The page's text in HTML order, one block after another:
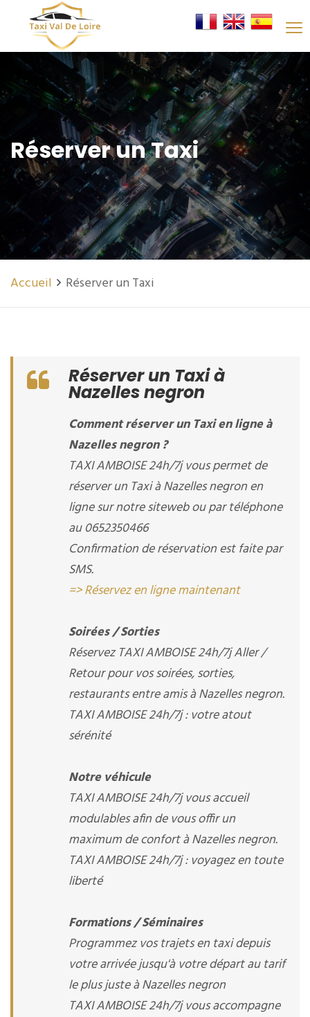
Réserver un Taxi
Accueil Réserver un Taxi
Réserver un Taxi à
Nazelles negron
Comment réserver un Taxi en ligne à
Nazelles negron ?
TAXI AMBOISE 24h/7j vous permet de
réserver un Taxi à Nazelles negron en
ligne sur notre siteweb ou par téléphone
au 0652350466
Confirmation de réservation est faite par
SMS.
=> Réservez en ligne maintenant
Soirées / Sorties
Réservez TAXI AMBOISE 24h/7j Aller /
Retour pour vos soirées, sorties,
restaurants entre amis à Nazelles negron.
TAXI AMBOISE 24h/7j : votre atout
sérénité
Notre véhicule
TAXI AMBOISE 24h/7j vous accueil
modulables afin de vous offir un
maximum de confort à Nazelles negron.
TAXI AMBOISE 24h/7j : voyagez en toute
liberté
Formations / Séminaires
Programmez vos trajets en taxi depuis
votre arrivée jusqu'à votre départ au tarif
le plus juste à Nazelles negron
TAXI AMBOISE 24h/7j vous accompagne